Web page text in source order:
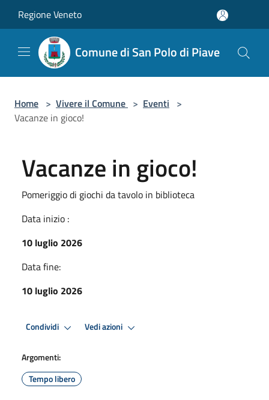
Regione Veneto
Comune di San Polo di Piave
Home > Vivere il Comune > Eventi >
Vacanze in gioco!
Vacanze in gioco!
Pomeriggio di giochi da tavolo in biblioteca
Data inizio :
10 luglio 2026
Data fine:
10 luglio 2026
Condividi Vedi azioni
Argomenti:
Tempo libero